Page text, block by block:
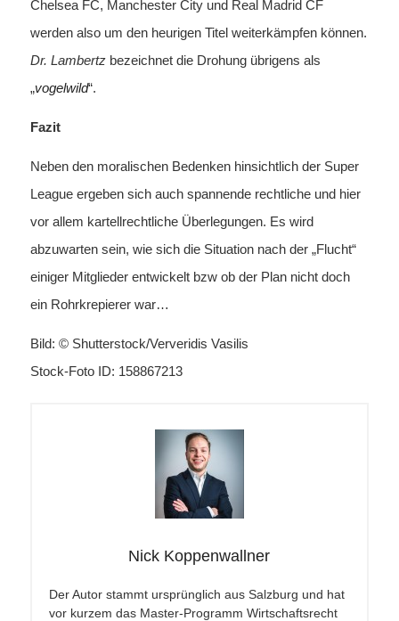
Chelsea FC, Manchester City und Real Madrid CF
werden also um den heurigen Titel weiterkämpfen können.
Dr. Lambertzbezeichnet die Drohung übrigens als
„vogelwild“.
Fazit
Neben den moralischen Bedenken hinsichtlich der Super
League ergeben sich auch spannende rechtliche und hier
vor allem kartellrechtliche Überlegungen. Es wird
abzuwarten sein, wie sich die Situation nach der „Flucht“
einiger Mitglieder entwickelt bzw ob der Plan nicht doch
ein Rohrkrepierer war…
Bild: © Shutterstock/Ververidis Vasilis
Stock-Foto ID: 158867213
Nick Koppenwallner
Der Autor stammt ursprünglich aus Salzburg und hat
vor kurzem das Master-Programm Wirtschaftsrecht